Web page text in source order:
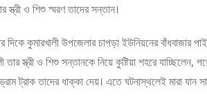
স্ত্রী ও শিশু স্মরণ তাদের সন্তান।
দিকে কুমারখালী উপজেলার চাপড়া ইউনিয়নের বাঁধবাজার
স্ত্রী ও শিশু সন্তানকে নিয়ে কুষ্টিয়া শহরে যাচ্ছিলেন,
ট্রাক তাদের ধাক্কা দেয়। এতে ঘটনাস্থলেই মারা যান